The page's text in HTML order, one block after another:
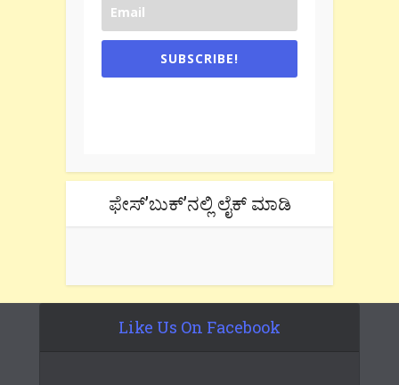
SUBSCRIBE!
ಫೇಸ್’ಬುಕ್’ನಲ್ಲಿ ಲೈಕ್ ಮಾಡಿ
Like Us On Facebook